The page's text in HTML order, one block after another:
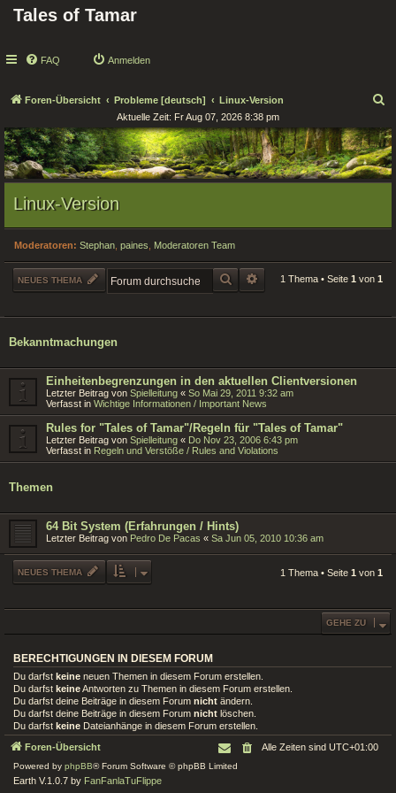
Tales of Tamar
FAQ Anmelden
Foren-Übersicht Probleme [deutsch] Linux-Version
c
h
e
Aktuelle Zeit: Fr Aug 07, 2026 8:38 pm
Linux-Version
Moderatoren: Stephan paines Moderatoren Team
NEUES THEMA SUCHE ERWEITERTE SUCHE
1 Thema • Seite 1 von 1
Bekanntmachungen
Einheitenbegrenzungen in den aktuellen Clientversionen
Letzter Beitrag von Spielleitung « So Mai 29, 2011 9:32 am
Verfasst in Wichtige Informationen / Important News
Rules for "Tales of Tamar"/Regeln für "Tales of Tamar"
Letzter Beitrag von Spielleitung « Do Nov 23, 2006 6:43 pm
Verfasst in Regeln und Verstöße / Rules and Violations
Themen
64 Bit System (Erfahrungen / Hints)
Letzter Beitrag von Pedro De Pacas « Sa Jun 05, 2010 10:36 am
NEUES THEMA 1 Thema • Seite 1 von 1
GEHE ZU
BERECHTIGUNGEN IN DIESEM FORUM
Du darfst keine neuen Themen in diesem Forum erstellen.
Du darfst keineAntworten zu Themen in diesem Forum erstellen.
Du darfst deine Beiträge in diesem Forum nicht ändern.
Du darfst deine Beiträge in diesem Forum nicht löschen.
Du darfst keine Dateianhänge in diesem Forum erstellen.
Foren-Übersicht Alle Zeiten sind UTC+01:00
Powered by phpBB® Forum Software © phpBB Limited
Earth V.1.0.7 by FanFanlaTuFlippe